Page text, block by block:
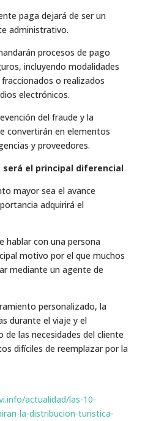
paga dejará de ser un
administrativo.
procesos de pago
incluyendo modalidades
o realizados
electrónicos.
del fraude y la
convertirán en elementos
y proveedores.
será el principal diferencial
mayor sea el avance
adquirirá el
hablar con una persona
motivo por el que muchos
mediante un agente de
personalizado, la
durante el viaje y el
las necesidades del cliente
difíciles de reemplazar por la
actualidad/las-10-
la-distribucion-turistica-